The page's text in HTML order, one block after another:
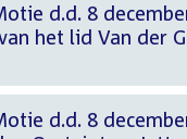
d.d. 8
het lid Van der
d.d. 8